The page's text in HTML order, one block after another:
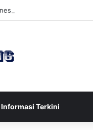
U-17 Tereliminasi,
Informasi Terkini